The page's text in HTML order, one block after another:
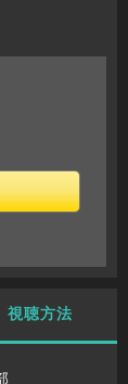
視聴方法